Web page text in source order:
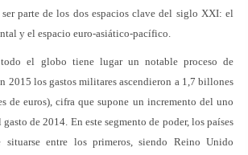
parte de los dos espacios clave del siglo XXI: el
y el espacio euro-asiático-pacífico.
el globo tiene lugar un notable proceso de
2015 los gastos militares ascendieron a 1,7 billones
de euros), cifra que supone un incremento del uno
de 2014. En este segmento de poder, los países
entre los primeros, siendo Reino Unido